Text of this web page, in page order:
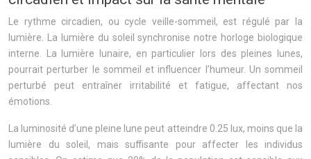
Le rythme circadien, ou cycle veille-sommeil, est régulé par la
lumière. La lumière du soleil synchronise notre horloge biologique
interne. La lumière lunaire, en particulier lors des pleines lunes,
pourrait perturber le sommeil et influencer l’humeur. Un sommeil
perturbé peut entraîner irritabilité et fatigue, affectant nos
émotions.
La luminosité d’une pleine lune peut atteindre 0.25 lux, moins que la
lumière du soleil, mais suffisante pour affecter les individus